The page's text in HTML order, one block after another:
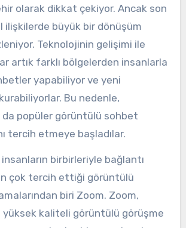
olarak dikkat çekiyor. Ancak son
ilişkilerde büyük bir dönüşüm
Teknolojinin gelişimi ile
artık farklı bölgelerden insanlarla
yapabiliyor ve yeni
Bu nedenle,
da popüler görüntülü sohbet
tercih etmeye başladılar.
birbirleriyle bağlantı
çok tercih ettiği görüntülü
biri Zoom. Zoom,
yüksek kaliteli görüntülü görüşme